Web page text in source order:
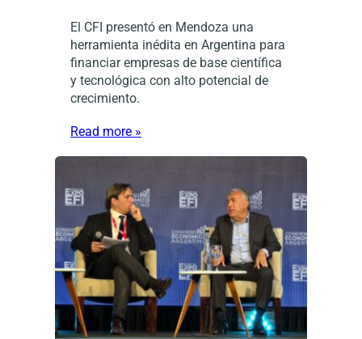
El CFI presentó en Mendoza una
herramienta inédita en Argentina para
financiar empresas de base científica
y tecnológica con alto potencial de
crecimiento.
Read more »